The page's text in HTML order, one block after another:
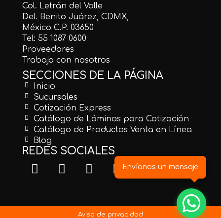
Col. Letrán del Valle
Del. Benito Juárez, CDMX,
México C.P. 03650
Tel: 55 1087 0600
Proveedores
Trabaja con nosotros
SECCIONES DE LA PÁGINA
Inicio
Sucursales
Cotización Express
Catálogo de Láminas para Cotización
Catálogo de Productos Venta en Línea
Blog
REDES SOCIALES
Aviso de privacidad
Envíanos un mensaje